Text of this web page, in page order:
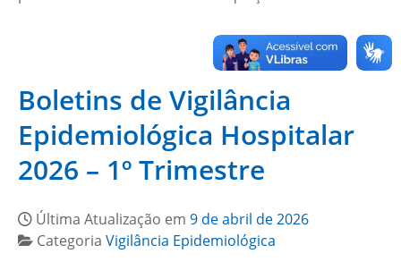
Boletins de Vigilância
Epidemiológica Hospitalar
2026 – 1º Trimestre
Última Atualização em 9 de abril de 2026
Categoria Vigilância Epidemiológica